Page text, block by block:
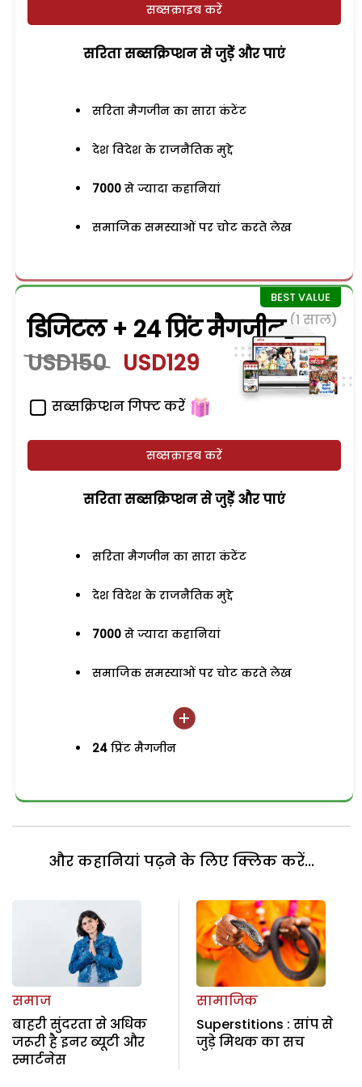
सब्सक्राइब करें
सरिता सब्सक्रिप्शन से जुड़ेें और पाएं
सरिता मैगजीन का सारा कंटेंट
देश विदेश के राजनैतिक मुद्दे
7000 से ज्यादा कहानियां
समाजिक समस्याओं पर चोट करते लेख
डिजिटल + 24 प्रिंट मैगजीन (1 साल)
USD150 USD129
सब्सक्रिप्शन गिफ्ट करें
सब्सक्राइब करें
सरिता सब्सक्रिप्शन से जुड़ेें और पाएं
सरिता मैगजीन का सारा कंटेंट
देश विदेश के राजनैतिक मुद्दे
7000 से ज्यादा कहानियां
समाजिक समस्याओं पर चोट करते लेख
24 प्रिंट मैगजीन
और कहानियां पढ़ने के लिए क्लिक करें...
समाज
बाहरी सुंदरता से अधिक
जरूरी है इनर ब्यूटी और
स्मार्टनेस
सामाजिक
Superstitions : सांप से
जुड़े मिथक का सच